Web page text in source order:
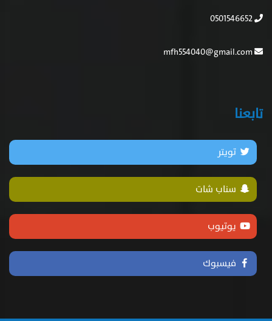
تابعنا
تويتر
سناب شات
يوتيوب
فيسبوك